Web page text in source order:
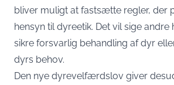
bliver muligt at fastsætte regler, der
hensyn til dyreetik. Det vil sige andre
sikre forsvarlig behandling af dyr
dyrs behov.
Den nye dyrevelfærdslov giver